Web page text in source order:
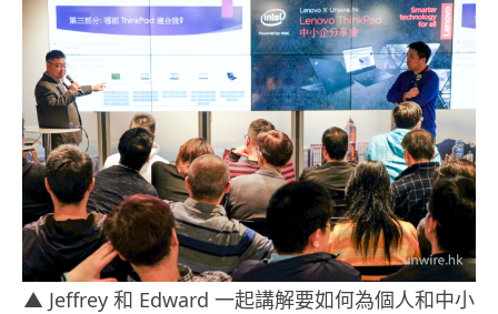
▲ Jeffrey 和 Edward 一起講解要如何為個人和中小